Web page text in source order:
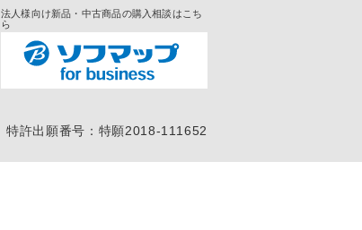
法人様向け新品・中古商品の購入相談はこち
ら
特許出願番号：特願2018-111652